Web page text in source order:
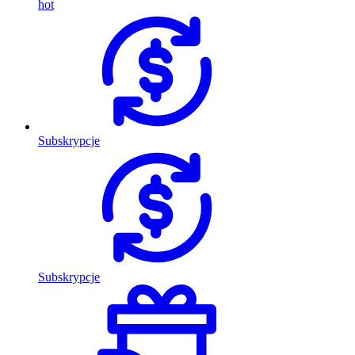
hot
Subskrypcje
Subskrypcje